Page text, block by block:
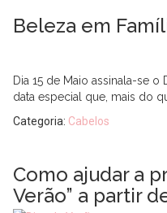
Beleza em
Dia 15 de Maio assinala-se o
data especial que, mais do
Categoria: Cabelos
Como ajudar a
Verão” a partir